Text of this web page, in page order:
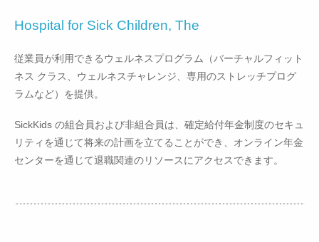
Hospital for Sick Children, The
従業員が利用できるウェルネスプログラム（バーチャルフィット
ネス クラス、ウェルネスチャレンジ、専用のストレッチプログ
ラムなど）を提供。
SickKids の組合員および非組合員は、確定給付年金制度のセキュ
リティを通じて将来の計画を立てることができ、オンライン年金
センターを通じて退職関連のリソースにアクセスできます。